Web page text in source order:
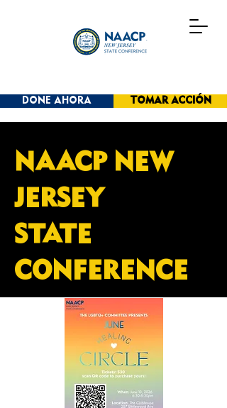
DONE AHORA TOMAR ACCIÓN
NAACP NEW
JERSEY
STATE
CONFERENCE